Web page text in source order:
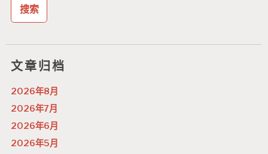
文章归档
2026年8月
2026年7月
2026年6月
2026年5月